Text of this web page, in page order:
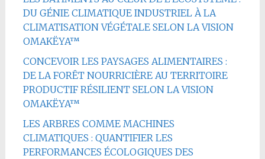
DU GÉNIE CLIMATIQUE INDUSTRIEL À LA
CLIMATISATION VÉGÉTALE SELON LA VISION
OMAKËYA™
CONCEVOIR LES PAYSAGES ALIMENTAIRES :
DE LA FORÊT NOURRICIÈRE AU TERRITOIRE
PRODUCTIF RÉSILIENT SELON LA VISION
OMAKËYA™
LES ARBRES COMME MACHINES
CLIMATIQUES : QUANTIFIER LES
PERFORMANCES ÉCOLOGIQUES DES